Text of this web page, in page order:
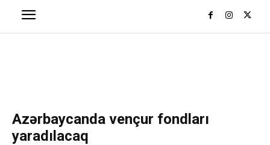
Azərbaycanda vençur fondları
yaradılacaq